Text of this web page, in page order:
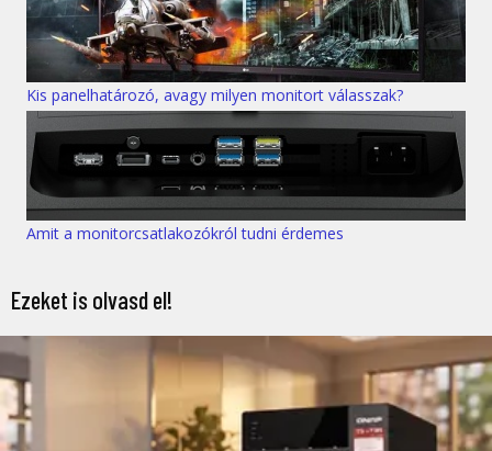
Kis panelhatározó, avagy milyen monitort válasszak?
Amit a monitorcsatlakozókról tudni érdemes
Ezeket is olvasd el!